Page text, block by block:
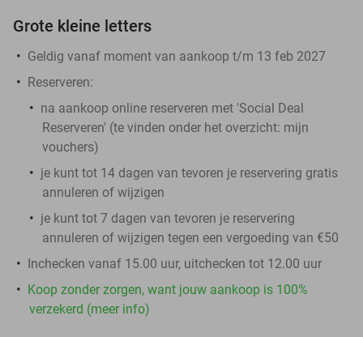
Grote kleine letters
Geldig vanaf moment van aankoop t/m 13 feb 2027
Reserveren:
na aankoop online reserveren met 'Social Deal
Reserveren' (te vinden onder het overzicht: mijn
vouchers)
je kunt tot 14 dagen van tevoren je reservering gratis
annuleren of wijzigen
je kunt tot 7 dagen van tevoren je reservering
annuleren of wijzigen tegen een vergoeding van €50
Inchecken vanaf 15.00 uur, uitchecken tot 12.00 uur
Koop zonder zorgen, want jouw aankoop is 100%
verzekerd (meer info)